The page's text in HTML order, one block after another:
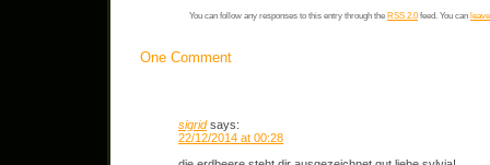
You can follow any responses to this entry through the RSS 2.0feed. You can
One Comment
sigrid says:
22/12/2014 at 00:28